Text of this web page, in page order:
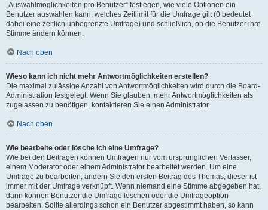
„Auswahlmöglichkeiten pro Benutzer“ festlegen, wie viele Optionen ein
Benutzer auswählen kann, welches Zeitlimit für die Umfrage gilt (0 bedeutet
dabei eine zeitlich unbegrenzte Umfrage) und schließlich, ob die Benutzer ihre
Stimme ändern können.
Nach oben
Wieso kann ich nicht mehr Antwortmöglichkeiten erstellen?
Die maximal zulässige Anzahl von Antwortmöglichkeiten wird durch die Board-
Administration festgelegt. Wenn Sie glauben, mehr Antwortmöglichkeiten als
zugelassen zu benötigen, kontaktieren Sie einen Administrator.
Nach oben
Wie bearbeite oder lösche ich eine Umfrage?
Wie bei den Beiträgen können Umfragen nur vom ursprünglichen Verfasser,
einem Moderator oder einem Administrator bearbeitet werden. Um eine
Umfrage zu bearbeiten, ändern Sie den ersten Beitrag des Themas; dieser ist
immer mit der Umfrage verknüpft. Wenn niemand eine Stimme abgegeben hat,
dann können Benutzer die Umfrage löschen oder die Umfrageoption
bearbeiten. Sollte allerdings schon ein Benutzer abgestimmt haben, so kann